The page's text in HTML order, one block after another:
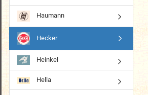
Haumann
Hecker
Heinkel
Hella